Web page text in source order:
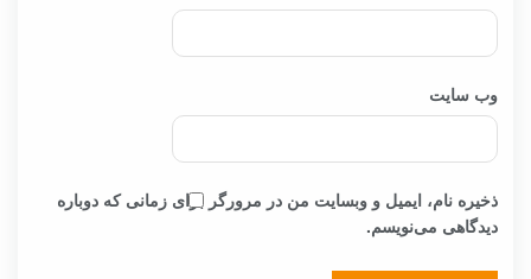
وب‌ سایت
ذخیره نام، ایمیل و وبسایت من در مرورگر برای زمانی که دوباره
دیدگاهی می‌نویسم.